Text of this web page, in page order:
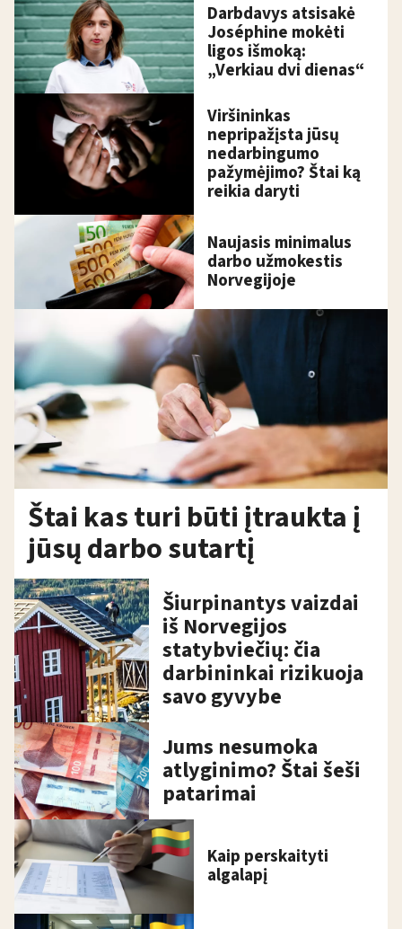
Darbdavys atsisakė
Joséphine mokėti
ligos išmoką:
„Verkiau dvi dienas“
Viršininkas
nepripažįsta jūsų
nedarbingumo
pažymėjimo? Štai ką
reikia daryti
Naujasis minimalus
darbo užmokestis
Norvegijoje
Štai kas turi būti įtraukta į
jūsų darbo sutartį
Šiurpinantys vaizdai
iš Norvegijos
statybviečių: čia
darbininkai rizikuoja
savo gyvybe
Jums nesumoka
atlyginimo? Štai šeši
patarimai
Kaip perskaityti
algalapį